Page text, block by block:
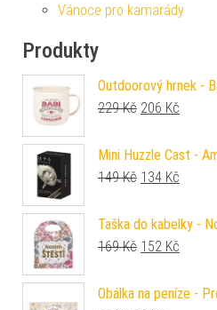
Vánoce pro kamarády
Produkty
Outdoorový hrnek -
229Kč Původní cena
206 Kč
Mini Huzzle Cast -
149Kč Původní cena
134 Kč
Taška do kabelky -
169Kč Původní cena
152 Kč
Obálka na peníze -